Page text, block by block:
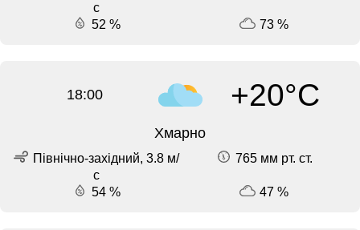
с
52 % 73 %
18:00 +20°C
Хмарно
Північно-західний, 3.8 м/
с
765 мм рт. ст.
54 % 47 %